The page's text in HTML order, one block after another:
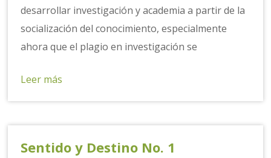
desarrollar investigación y academia a partir de la
socialización del conocimiento, especialmente
ahora que el plagio en investigación se
Leer más
Sentido y Destino No. 1